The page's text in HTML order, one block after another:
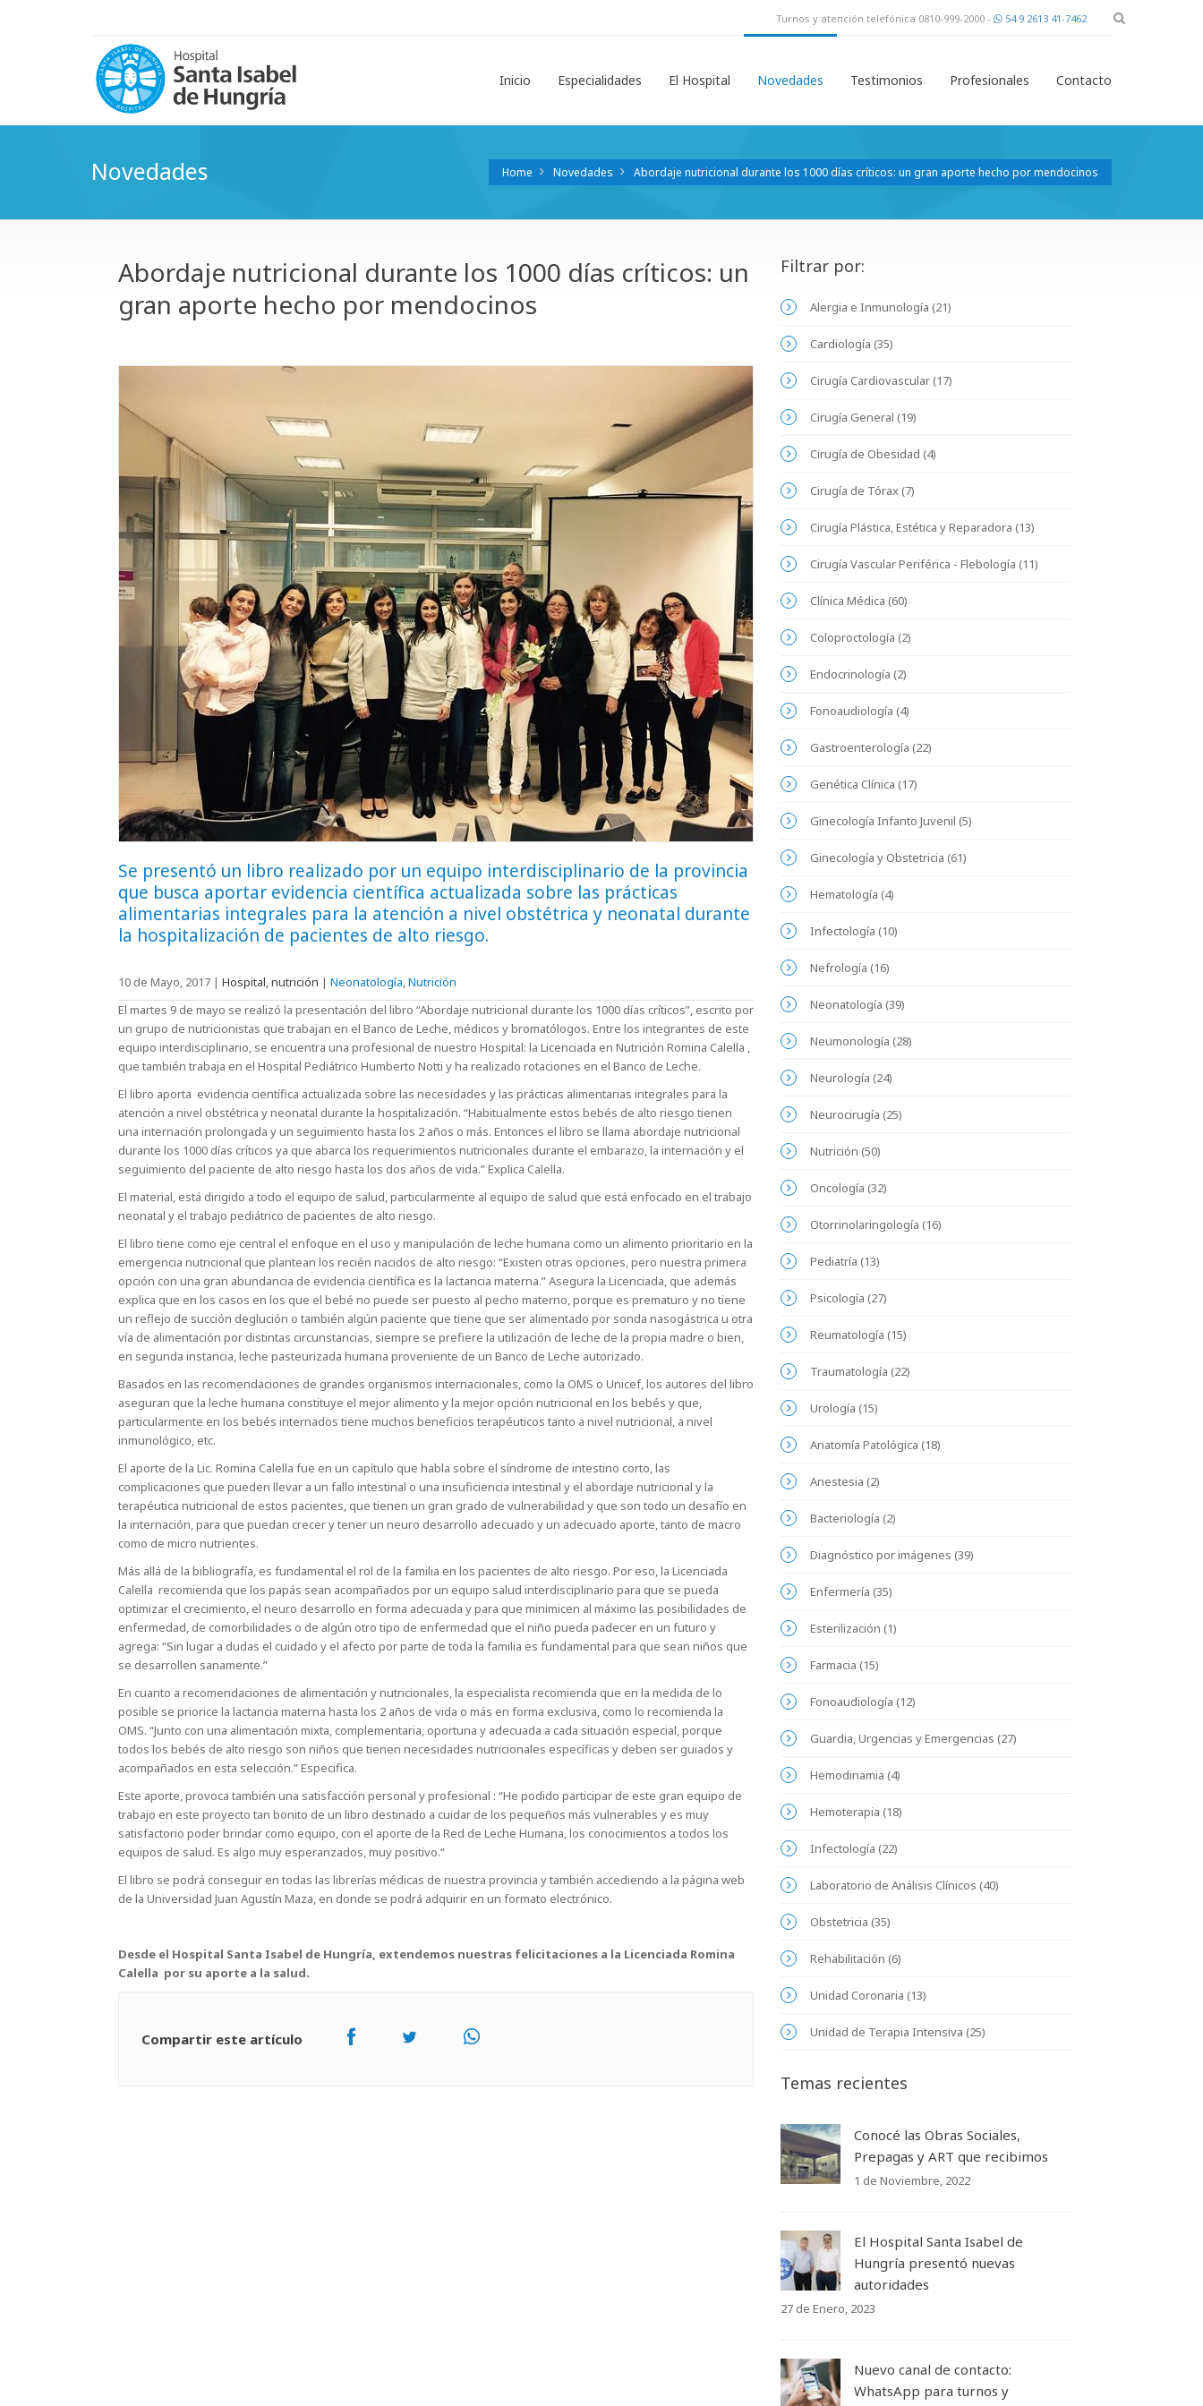
Turnos y atención telefónica 0810-999-2000 - 54 9 2613 41-7462
Inicio Especialidades El Hospital Novedades Testimonios Profesionales Contacto
Novedades Home Novedades Abordaje nutricional durante los 1000 días críticos: un gran aporte hecho por mendocinos
Abordaje nutricional durante los 1000 días críticos: un
gran aporte hecho por mendocinos
Se presentó un libro realizado por un equipo interdisciplinario de la provincia
que busca aportar evidencia científica actualizada sobre las prácticas
alimentarias integrales para la atención a nivel obstétrica y neonatal durante
la hospitalización de pacientes de alto riesgo.
10 de Mayo, 2017 | Hospital, nutrición | Neonatología,Nutrición
El martes 9 de mayo se realizó la presentación del libro “Abordaje nutricional durante los 1000 días críticos”, escrito por
un grupo de nutricionistas que trabajan en el Banco de Leche, médicos y bromatólogos. Entre los integrantes de este
equipo interdisciplinario, se encuentra una profesional de nuestro Hospital: la Licenciada en Nutrición Romina Calella ,
que también trabaja en el Hospital Pediátrico Humberto Notti y ha realizado rotaciones en el Banco de Leche.
El libro aporta evidencia científica actualizada sobre las necesidades y las prácticas alimentarias integrales para la
atención a nivel obstétrica y neonatal durante la hospitalización. “Habitualmente estos bebés de alto riesgo tienen
una internación prolongada y un seguimiento hasta los 2 años o más. Entonces el libro se llama abordaje nutricional
durante los 1000 días críticos ya que abarca los requerimientos nutricionales durante el embarazo, la internación y el
seguimiento del paciente de alto riesgo hasta los dos años de vida.” Explica Calella.
El material, está dirigido a todo el equipo de salud, particularmente al equipo de salud que está enfocado en el trabajo
neonatal y el trabajo pediátrico de pacientes de alto riesgo.
El libro tiene como eje central el enfoque en el uso y manipulación de leche humana como un alimento prioritario en la
emergencia nutricional que plantean los recién nacidos de alto riesgo: “Existen otras opciones, pero nuestra primera
opción con una gran abundancia de evidencia científica es la lactancia materna.” Asegura la Licenciada, que además
explica que en los casos en los que el bebé no puede ser puesto al pecho materno, porque es prematuro y no tiene
un reflejo de succión deglución o también algún paciente que tiene que ser alimentado por sonda nasogástrica u otra
vía de alimentación por distintas circunstancias, siempre se prefiere la utilización de leche de la propia madre o bien,
en segunda instancia, leche pasteurizada humana proveniente de un Banco de Leche autorizado.
Basados en las recomendaciones de grandes organismos internacionales, como la OMS o Unicef, los autores del libro
aseguran que la leche humana constituye el mejor alimento y la mejor opción nutricional en los bebés y que,
particularmente en los bebés internados tiene muchos beneficios terapéuticos tanto a nivel nutricional, a nivel
inmunológico, etc.
El aporte de la Lic. Romina Calella fue en un capítulo que habla sobre el síndrome de intestino corto, las
complicaciones que pueden llevar a un fallo intestinal o una insuficiencia intestinal y el abordaje nutricional y la
terapéutica nutricional de estos pacientes, que tienen un gran grado de vulnerabilidad y que son todo un desafío en
la internación, para que puedan crecer y tener un neuro desarrollo adecuado y un adecuado aporte, tanto de macro
como de micro nutrientes.
Más allá de la bibliografía, es fundamental el rol de la familia en los pacientes de alto riesgo. Por eso, la Licenciada
Calella recomienda que los papás sean acompañados por un equipo salud interdisciplinario para que se pueda
optimizar el crecimiento, el neuro desarrollo en forma adecuada y para que minimicen al máximo las posibilidades de
enfermedad, de comorbilidades o de algún otro tipo de enfermedad que el niño pueda padecer en un futuro y
agrega: “Sin lugar a dudas el cuidado y el afecto por parte de toda la familia es fundamental para que sean niños que
se desarrollen sanamente.”
En cuanto a recomendaciones de alimentación y nutricionales, la especialista recomienda que en la medida de lo
posible se priorice la lactancia materna hasta los 2 años de vida o más en forma exclusiva, como lo recomienda la
OMS. “Junto con una alimentación mixta, complementaria, oportuna y adecuada a cada situación especial, porque
todos los bebés de alto riesgo son niños que tienen necesidades nutricionales específicas y deben ser guiados y
acompañados en esta selección.” Especifica.
Este aporte, provoca también una satisfacción personal y profesional : “He podido participar de este gran equipo de
trabajo en este proyecto tan bonito de un libro destinado a cuidar de los pequeños más vulnerables y es muy
satisfactorio poder brindar como equipo, con el aporte de la Red de Leche Humana, los conocimientos a todos los
equipos de salud. Es algo muy esperanzados, muy positivo.”
El libro se podrá conseguir en todas las librerías médicas de nuestra provincia y también accediendo a la página web
de la Universidad Juan Agustín Maza, en donde se podrá adquirir en un formato electrónico.
Desde el Hospital Santa Isabel de Hungría, extendemos nuestras felicitaciones a la Licenciada Romina
Calella por su aporte a la salud.
Compartir este artículo
Filtrar por:
Alergia e Inmunología (21)
Cardiología (35)
Cirugía Cardiovascular (17)
Cirugía General (19)
Cirugía de Obesidad (4)
Cirugía de Tórax (7)
Cirugía Plástica, Estética y Reparadora (13)
Cirugía Vascular Periférica - Flebología (11)
Clínica Médica (60)
Coloproctología (2)
Endocrinología (2)
Fonoaudiología (4)
Gastroenterología (22)
Genética Clínica (17)
Ginecología Infanto Juvenil (5)
Ginecología y Obstetricia (61)
Hematología (4)
Infectología (10)
Nefrología (16)
Neonatología (39)
Neumonología (28)
Neurología (24)
Neurocirugía (25)
Nutrición (50)
Oncología (32)
Otorrinolaringología (16)
Pediatría (13)
Psicología (27)
Reumatología (15)
Traumatología (22)
Urología (15)
Anatomía Patológica (18)
Anestesia (2)
Bacteriología (2)
Diagnóstico por imágenes (39)
Enfermería (35)
Esterilización (1)
Farmacia (15)
Fonoaudiología (12)
Guardia, Urgencias y Emergencias (27)
Hemodinamia (4)
Hemoterapia (18)
Infectología (22)
Laboratorio de Análisis Clínicos (40)
Obstetricia (35)
Rehabilitación (6)
Unidad Coronaria (13)
Unidad de Terapia Intensiva (25)
Temas recientes
Conocé las Obras Sociales,
Prepagas y ART que recibimos
1 de Noviembre, 2022
El Hospital Santa Isabel de
Hungría presentó nuevas
autoridades
27 de Enero, 2023
Nuevo canal de contacto:
WhatsApp para turnos y